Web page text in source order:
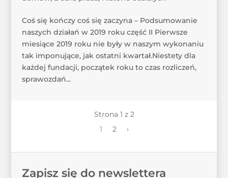
Coś się kończy coś się zaczyna – Podsumowanie
naszych działań w 2019 roku część II Pierwsze
miesiące 2019 roku nie były w naszym wykonaniu
tak imponujące, jak ostatni kwartał.Niestety dla
każdej fundacji, początek roku to czas rozliczeń,
sprawozdań...
Strona 1 z 2
1
2 ›
Zapisz się do newslettera